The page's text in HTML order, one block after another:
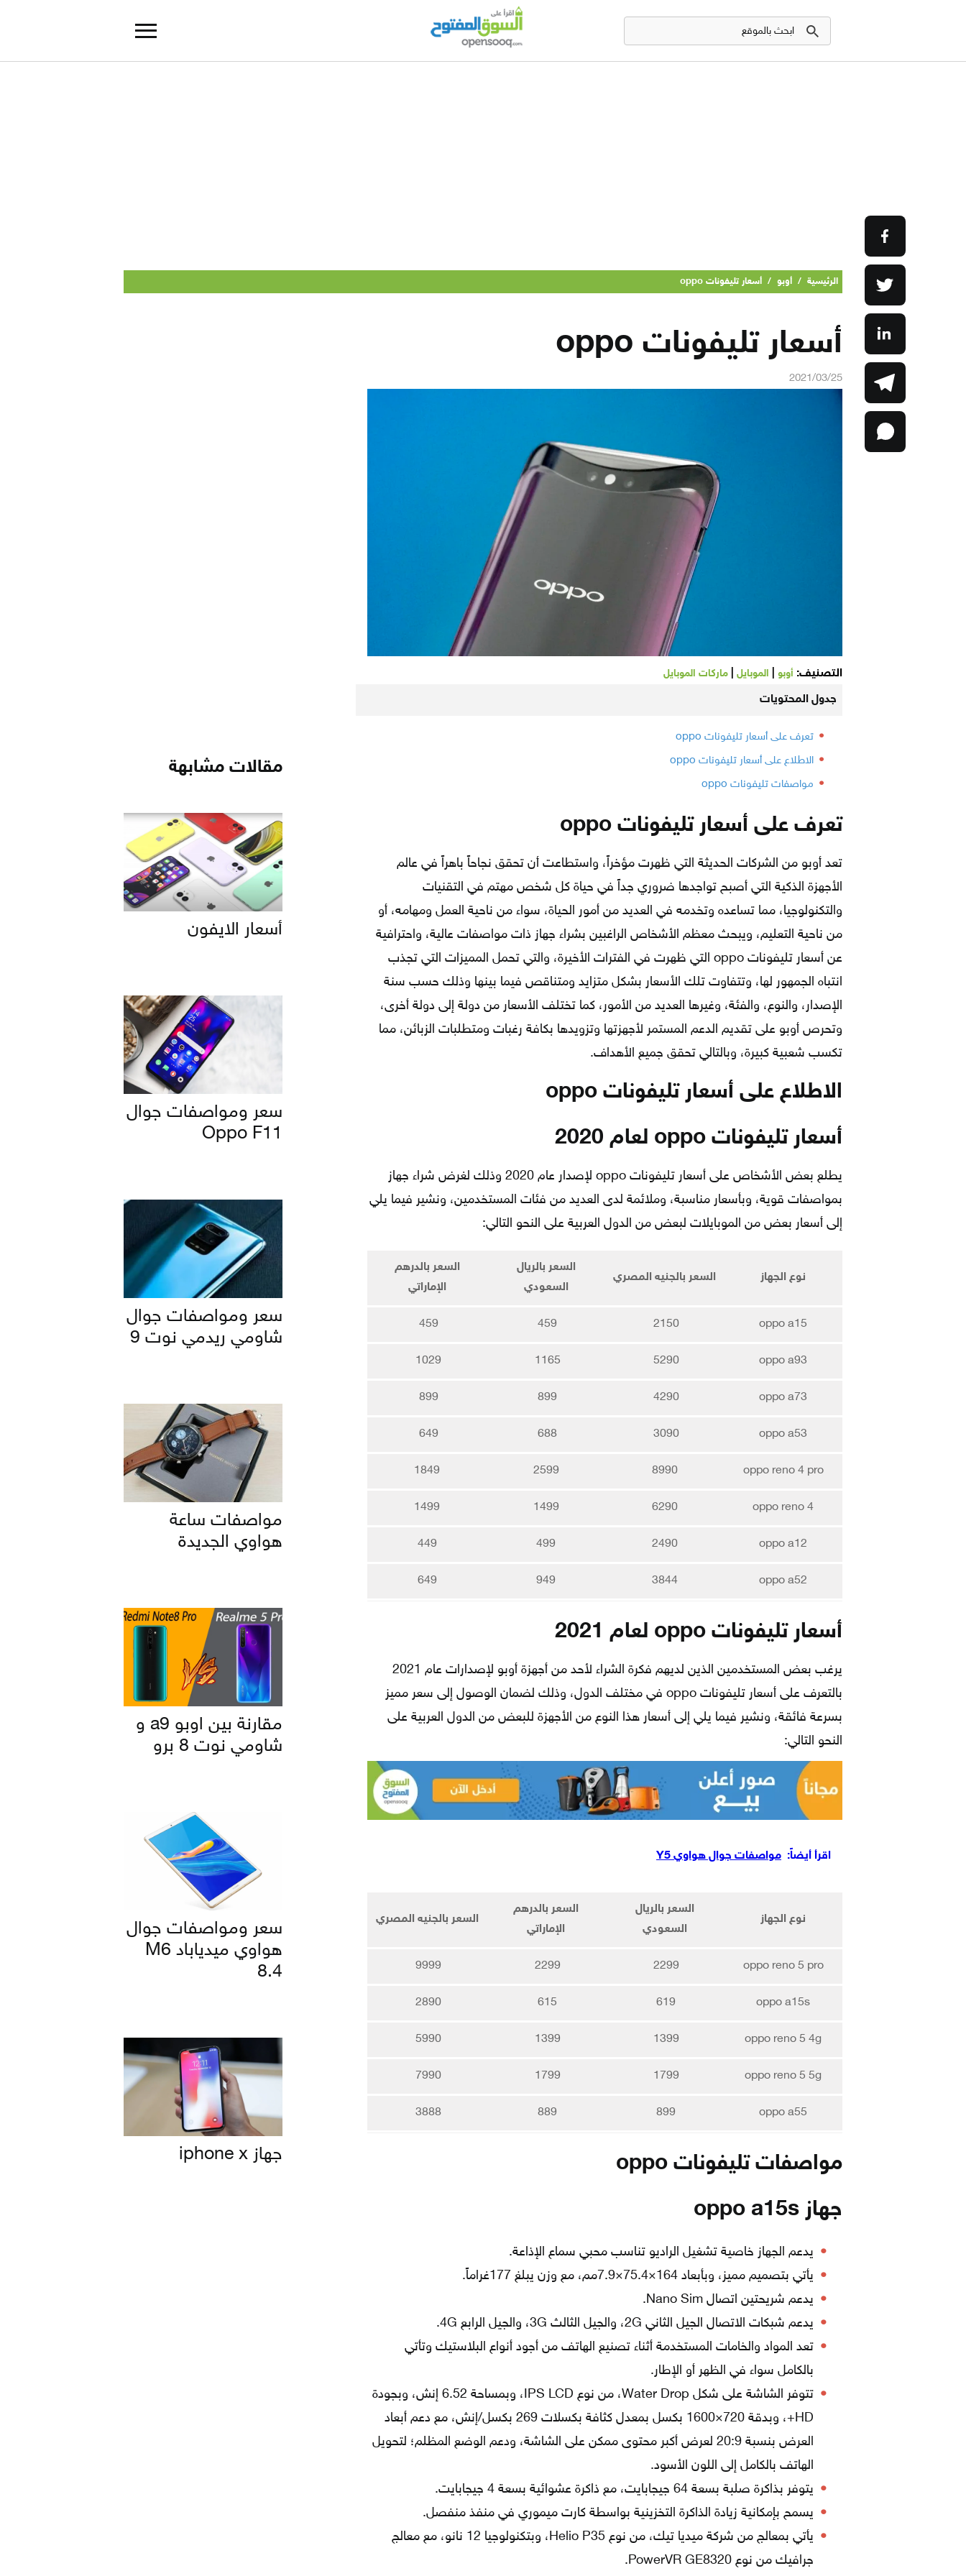
الرئيسية / أوبو / أسعار تليفونات oppo
أسعار تليفونات oppo
2021/03/25
التصنيف: أوبو الموبايل ماركات الموبايل
جدول المحتويات
تعرف على أسعار تليفونات oppo
الاطلاع على أسعار تليفونات oppo
مواصفات تليفونات oppo
تعرف على أسعار تليفونات oppo
تعد أوبو من الشركات الحديثة التي ظهرت مؤخراً، واستطاعت أن تحقق نجاحاً باهراً في عالم
الأجهزة الذكية التي أصبح تواجدها ضروري جداً في حياة كل شخص مهتم في التقنيات
والتكنولوجيا، مما تساعده وتخدمه في العديد من أمور الحياة، سواء من ناحية العمل ومهامه، أو
من ناحية التعليم، ويبحث معظم الأشخاص الراغبين بشراء جهاز ذات مواصفات عالية، واحترافية
عن أسعار تليفونات oppo التي ظهرت في الفترات الأخيرة، والتي تحمل المميزات التي تجذب
انتباه الجمهور لها، وتتفاوت تلك الأسعار بشكل متزايد ومتناقص فيما بينها وذلك حسب سنة
الإصدار، والنوع، والفئة، وغيرها العديد من الأمور، كما تختلف الأسعار من دولة إلى دولة أخرى،
وتحرص أوبو على تقديم الدعم المستمر لأجهزتها وتزويدها بكافة رغبات ومتطلبات الزبائن، مما
تكسب شعبية كبيرة، وبالتالي تحقق جميع الأهداف.
الاطلاع على أسعار تليفونات oppo
أسعار تليفونات oppo لعام 2020
يطلع بعض الأشخاص على أسعار تليفونات oppo لإصدار عام 2020 وذلك لغرض شراء جهاز
بمواصفات قوية، وبأسعار مناسبة، وملائمة لدى العديد من فئات المستخدمين، ونشير فيما يلي
إلى أسعار بعض من الموبايلات لبعض من الدول العربية على النحو التالي:
نوع الجهاز السعر بالجنيه المصري
السعر بالريال
السعودي
السعر بالدرهم
الإماراتي
oppo a15
2150
459
459
oppo a93
5290
1165
1029
oppo a73
4290
899
899
oppo a53
3090
688
649
oppo reno 4 pro
8990
2599
1849
oppo reno 4
6290
1499
1499
oppo a12
2490
499
449
oppo a52
3844
949
649
أسعار تليفونات oppo لعام 2021
يرغب بعض المستخدمين الذين لديهم فكرة الشراء لأحد من أجهزة أوبو لإصدارات عام 2021
بالتعرف على أسعار تليفونات oppo في مختلف الدول، وذلك لضمان الوصول إلى سعر مميز
بسرعة فائقة، ونشير فيما يلي إلى أسعار هذا النوع من الأجهزة للبعض من الدول العربية على
النحو التالي:
اقرأ أيضاً: مواصفات جوال هواوي Y5
نوع الجهاز
السعر بالريال
السعودي
السعر بالدرهم
الإماراتي
السعر بالجنيه المصري
oppo reno 5 pro
2299
2299
9999
oppo a15s
619
615
2890
oppo reno 5 4g
1399
1399
5990
oppo reno 5 5g
1799
1799
7990
oppo a55
899
889
3888
مواصفات تليفونات oppo
جهاز oppo a15s
يدعم الجهاز خاصية تشغيل الراديو تناسب محبي سماع الإذاعة.
يأتي بتصميم مميز، وبأبعاد 164×75.4×7.9مم، مع وزن يبلغ 177غراماً.
يدعم شريحتين اتصال Nano Sim.
يدعم شبكات الاتصال الجيل الثاني 2G، والجيل الثالث 3G، والجيل الرابع 4G.
تعد المواد والخامات المستخدمة أثناء تصنيع الهاتف من أجود أنواع البلاستيك وتأتي
بالكامل سواء في الظهر أو الإطار.
تتوفر الشاشة على شكل Water Drop، من نوع IPS LCD، وبمساحة 6.52 إنش، وبجودة
HD+، وبدقة 720×1600 بكسل بمعدل كثافة بكسلات 269 بكسل/إنش، مع دعم أبعاد
العرض بنسبة 20:9 لعرض أكبر محتوى ممكن على الشاشة، ودعم الوضع المظلم؛ لتحويل
الهاتف بالكامل إلى اللون الأسود.
يتوفر بذاكرة صلبة بسعة 64 جيجابايت، مع ذاكرة عشوائية بسعة 4 جيجابايت.
يسمح بإمكانية زيادة الذاكرة التخزينية بواسطة كارت ميموري في منفذ منفصل.
يأتي بمعالج من شركة ميديا تيك، من نوع Helio P35، وبتكنولوجيا 12 نانو، مع معالج
جرافيك من نوع PowerVR GE8320.
مقالات مشابهة
أسعار الايفون
سعر ومواصفات جوال
Oppo F11
سعر ومواصفات جوال
شاومي ريدمي نوت 9
مواصفات ساعة
هواوي الجديدة
مقارنة بين اوبو a9 و
شاومي نوت 8 برو
سعر ومواصفات جوال
هواوي ميدياباد M6
8.4
جهاز iphone x